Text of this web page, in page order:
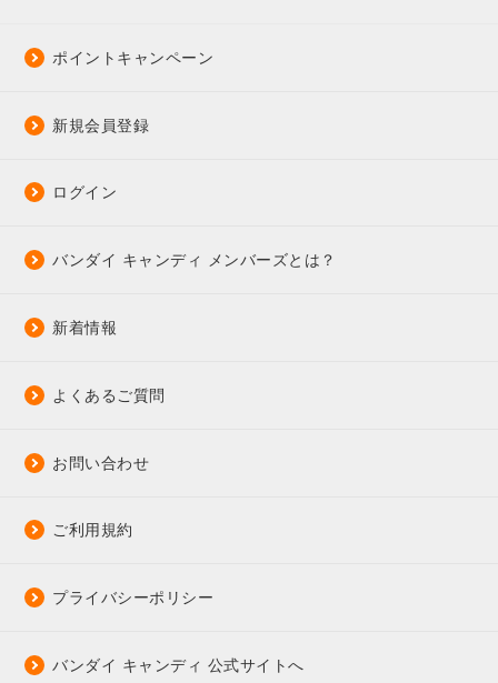
ポイントキャンペーン
新規会員登録
ログイン
バンダイ キャンディ メンバーズとは？
新着情報
よくあるご質問
お問い合わせ
ご利用規約
プライバシーポリシー
バンダイ キャンディ 公式サイトへ